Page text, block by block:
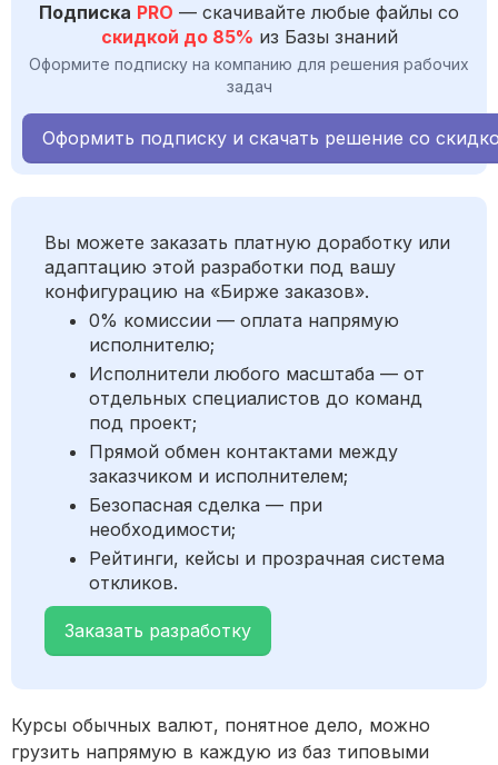
Подписка PRO — скачивайте любые файлы со
скидкой до 85% из Базы знаний
Оформите подписку на компанию для решения рабочих
задач
Оформить подписку и скачать решение со
Вы можете заказать платную доработку или
адаптацию этой разработки под вашу
конфигурацию на «Бирже заказов».
0% комиссии — оплата напрямую
исполнителю;
Исполнители любого масштаба — от
отдельных специалистов до команд
под проект;
Прямой обмен контактами между
заказчиком и исполнителем;
Безопасная сделка — при
необходимости;
Рейтинги, кейсы и прозрачная система
откликов.
Заказать разработку
Курсы обычных валют, понятное дело, можно
грузить напрямую в каждую из баз типовыми